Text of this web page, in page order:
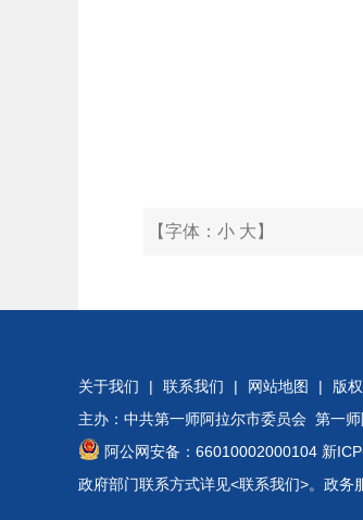
【字体： 小 大 】
关于我们 | 联系我们 | 网站地图 |
版
主办：中共第一师阿拉尔市委员会 第一
阿公网安备：66010002000104 新
政府部门联系方式详见<联系我们>。政务